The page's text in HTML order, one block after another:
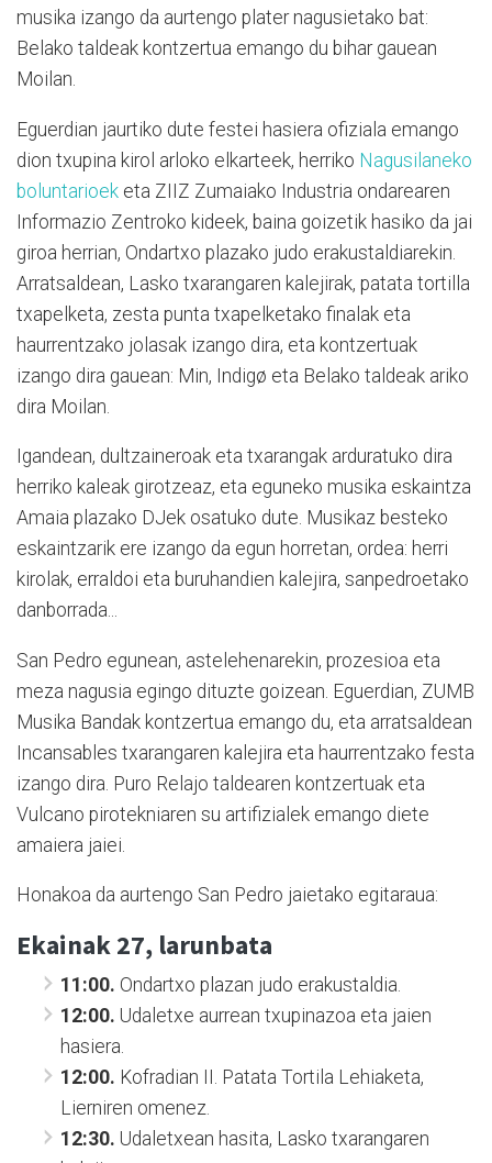
musika izango da aurtengo plater nagusietako bat:
Belako taldeak kontzertua emango du bihar gauean
Moilan.
Eguerdian jaurtiko dute festei hasiera ofiziala emango
dion txupina kirol arloko elkarteek, herriko Nagusilaneko
boluntarioek eta ZIIZ Zumaiako Industria ondarearen
Informazio Zentroko kideek, baina goizetik hasiko da jai
giroa herrian, Ondartxo plazako judo erakustaldiarekin.
Arratsaldean, Lasko txarangaren kalejirak, patata tortilla
txapelketa, zesta punta txapelketako finalak eta
haurrentzako jolasak izango dira, eta kontzertuak
izango dira gauean: Min, Indigø eta Belako taldeak ariko
dira Moilan.
Igandean, dultzaineroak eta txarangak arduratuko dira
herriko kaleak girotzeaz, eta eguneko musika eskaintza
Amaia plazako DJek osatuko dute. Musikaz besteko
eskaintzarik ere izango da egun horretan, ordea: herri
kirolak, erraldoi eta buruhandien kalejira, sanpedroetako
danborrada...
San Pedro egunean, astelehenarekin, prozesioa eta
meza nagusia egingo dituzte goizean. Eguerdian, ZUMB
Musika Bandak kontzertua emango du, eta arratsaldean
Incansables txarangaren kalejira eta haurrentzako festa
izango dira. Puro Relajo taldearen kontzertuak eta
Vulcano pirotekniaren su artifizialek emango diete
amaiera jaiei.
Honakoa da aurtengo San Pedro jaietako egitaraua:
Ekainak 27, larunbata
11:00. Ondartxo plazan judo erakustaldia.
12:00. Udaletxe aurrean txupinazoa eta jaien
hasiera.
12:00. Kofradian II. Patata Tortila Lehiaketa,
Lierniren omenez.
12:30. Udaletxean hasita, Lasko txarangaren